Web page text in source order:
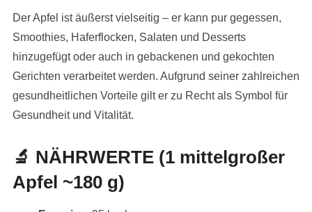
Der Apfel ist äußerst vielseitig – er kann pur gegessen,
Smoothies, Haferflocken, Salaten und Desserts
hinzugefügt oder auch in gebackenen und gekochten
Gerichten verarbeitet werden. Aufgrund seiner zahlreichen
gesundheitlichen Vorteile gilt er zu Recht als Symbol für
Gesundheit und Vitalität.
🔬 NÄHRWERTE (1 mittelgroßer
Apfel ~180 g)